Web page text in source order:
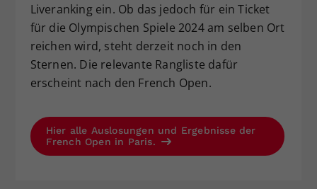
Liveranking ein. Ob das jedoch für ein Ticket
für die Olympischen Spiele 2024 am selben Ort
reichen wird, steht derzeit noch in den
Sternen. Die relevante Rangliste dafür
erscheint nach den French Open.
Hier alle Auslosungen und Ergebnisse der
French Open in Paris.